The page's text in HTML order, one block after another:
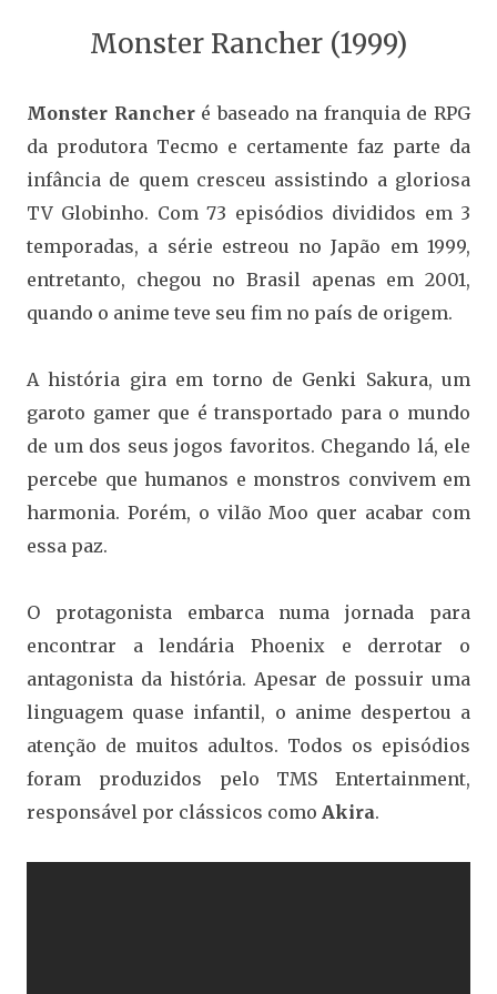
Monster Rancher (1999)
Monster Rancheré baseado na franquia de RPG
da produtora Tecmo e certamente faz parte da
infância de quem cresceu assistindo a gloriosa
TV Globinho. Com 73 episódios divididos em 3
temporadas, a série estreou no Japão em 1999,
entretanto, chegou no Brasil apenas em 2001,
quando o anime teve seu fim no país de origem.
A história gira em torno de Genki Sakura, um
garoto gamer que é transportado para o mundo
de um dos seus jogos favoritos. Chegando lá, ele
percebe que humanos e monstros convivem em
harmonia. Porém, o vilão Moo quer acabar com
essa paz.
O protagonista embarca numa jornada para
encontrar a lendária Phoenix e derrotar o
antagonista da história. Apesar de possuir uma
linguagem quase infantil, o anime despertou a
atenção de muitos adultos. Todos os episódios
foram produzidos pelo TMS Entertainment,
responsável por clássicos como Akira.